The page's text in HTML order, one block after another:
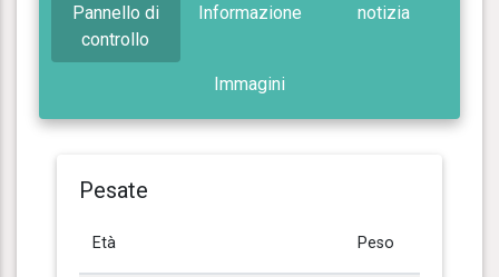
Pannello di
controllo
Informazione notizia
Immagini
Pesate
Età Peso